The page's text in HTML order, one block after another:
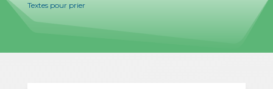
Textes pour prier